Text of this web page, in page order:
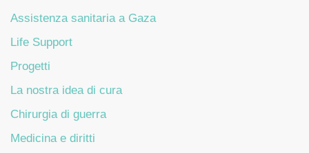
Assistenza sanitaria a Gaza
Life Support
Progetti
La nostra idea di cura
Chirurgia di guerra
Medicina e diritti